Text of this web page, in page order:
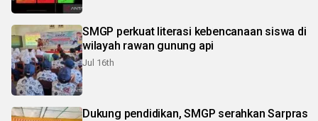
SMGP perkuat literasi kebencanaan siswa di
wilayah rawan gunung api
Jul 16th
Dukung pendidikan, SMGP serahkan Sarpras